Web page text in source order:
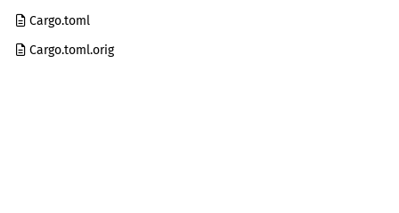
Cargo.toml
Cargo.toml.orig